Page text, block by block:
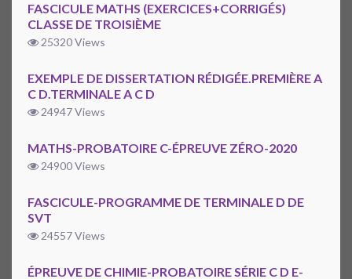
FASCICULE MATHS (EXERCICES+CORRIGÉS)
CLASSE DE TROISIÈME
25320 Views
EXEMPLE DE DISSERTATION RÉDIGÉE.PREMIÈRE A
C D.TERMINALE A C D
24947 Views
MATHS-PROBATOIRE C-ÉPREUVE ZÉRO-2020
24900 Views
FASCICULE-PROGRAMME DE TERMINALE D DE
SVT
24557 Views
ÉPREUVE DE CHIMIE-PROBATOIRE SÉRIE C D E-